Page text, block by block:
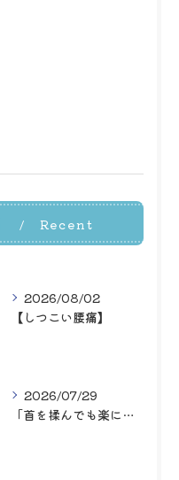
Recent
2026/08/02
【しつこい腰痛】
2026/07/29
「首を揉んでも楽になるのはその場だけ…」